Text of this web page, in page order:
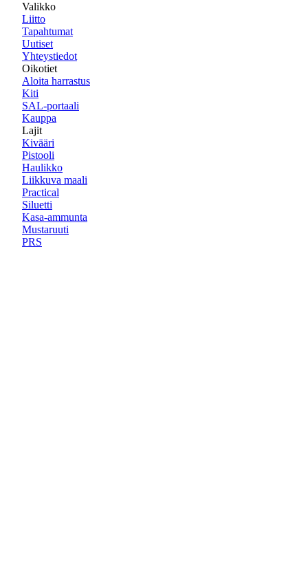
Valikko
Liitto
Tapahtumat
Uutiset
Yhteystiedot
Oikotiet
Aloita harrastus
Kiti
SAL-portaali
Kauppa
Lajit
Kivääri
Pistooli
Haulikko
Liikkuva maali
Practical
Siluetti
Kasa-ammunta
Mustaruuti
PRS